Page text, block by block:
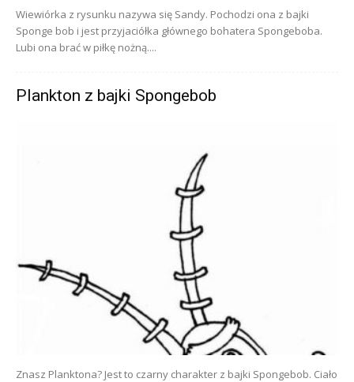
Wiewiórka z rysunku nazywa się Sandy. Pochodzi ona z bajki
Sponge bob i jest przyjaciółka głównego bohatera Spongeboba.
Lubi ona brać w piłkę nożną....
Plankton z bajki Spongebob
Znasz Planktona? Jest to czarny charakter z bajki Spongebob. Ciało